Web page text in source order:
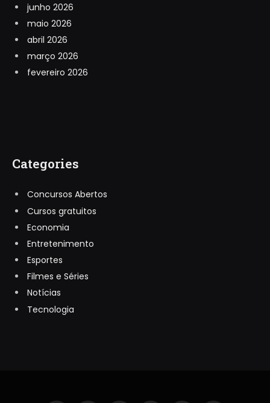
junho 2026
maio 2026
abril 2026
março 2026
fevereiro 2026
Categories
Concursos Abertos
Cursos gratuitos
Economia
Entretenimento
Esportes
Filmes e Séries
Notícias
Tecnologia